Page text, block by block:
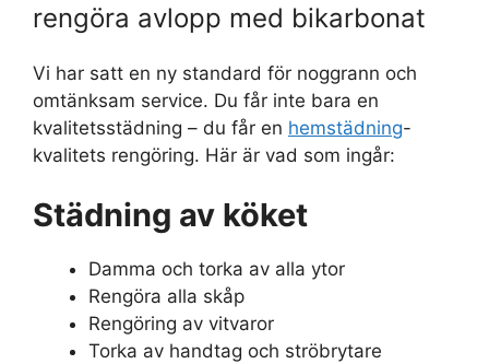
rengöra avlopp med bikarbonat
Vi har satt en ny standard för noggrann och
omtänksam service. Du får inte bara en
kvalitetsstädning – du får en hemstädning-
kvalitets rengöring. Här är vad som ingår:
Städning av köket
Damma och torka av alla ytor
Rengöra alla skåp
Rengöring av vitvaror
Torka av handtag och ströbrytare